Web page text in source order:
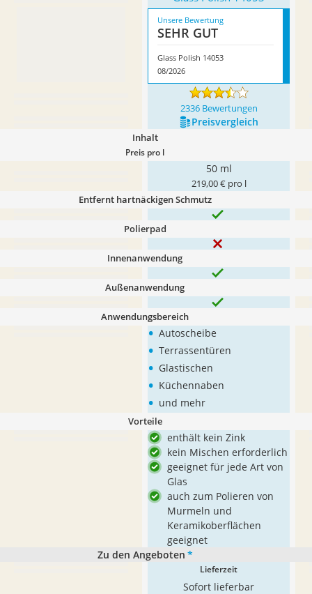
Unsere Bewertung
SEHR GUT
Glass Polish 14053
08/2026
2336 Bewertungen
Preis­vergleich
Inhalt
Preis pro l
50 ml
219,00 € pro l
Entfernt hartnäckigen Schmutz
Polierpad
Innenanwendung
Außenanwendung
Anwendungsbereich
• Autoscheibe
• Terrassentüren
• Glastischen
• Küchennaben
• und mehr
Vorteile
enthält kein Zink
kein Mischen erforderlich
geeignet für jede Art von
Glas
auch zum Polieren von
Murmeln und
Keramikoberflächen
geeignet
Zu den Angeboten *
Lieferzeit
Sofort lieferbar